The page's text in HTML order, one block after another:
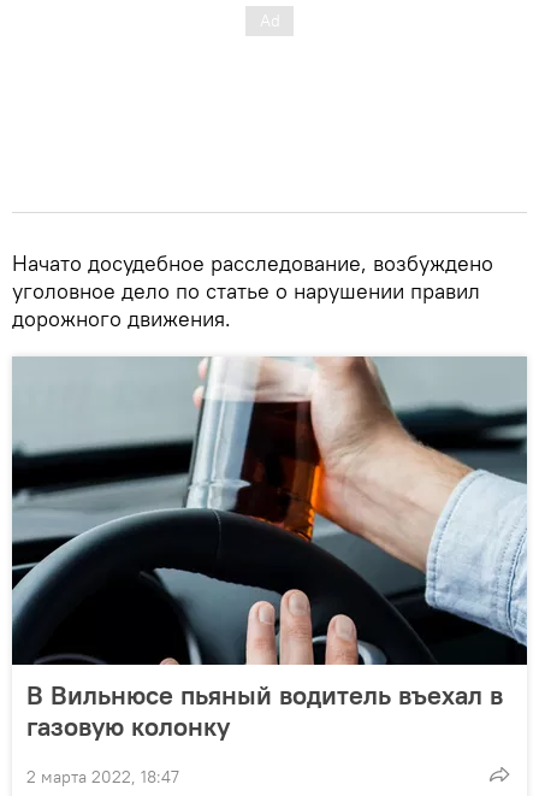
Начато досудебное расследование, возбуждено
уголовное дело по статье о нарушении правил
дорожного движения.
В Вильнюсе пьяный водитель въехал в
газовую колонку
2 марта 2022, 18:47